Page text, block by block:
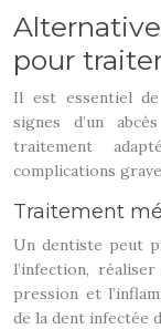
pour
Il est essentiel
signes d’un
traitement
complications
Traitement
Un dentiste peut
l’infection,
pression et
de la dent infectée